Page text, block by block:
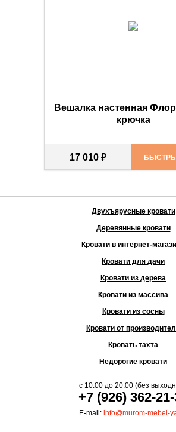
Вешалка настенная
крючка
17 010 ₽
Двухъярусные кровати
Деревянные кровати
Кровати в интернет-
Кровати для дачи
Кровати из дерева
Кровати из массива
Кровати из сосны
Кровати от
Кровать тахта
Недорогие кровати
с 10.00 до 20.00 (без
+7 (926) 362-
E-mail: info@murom-mebel-